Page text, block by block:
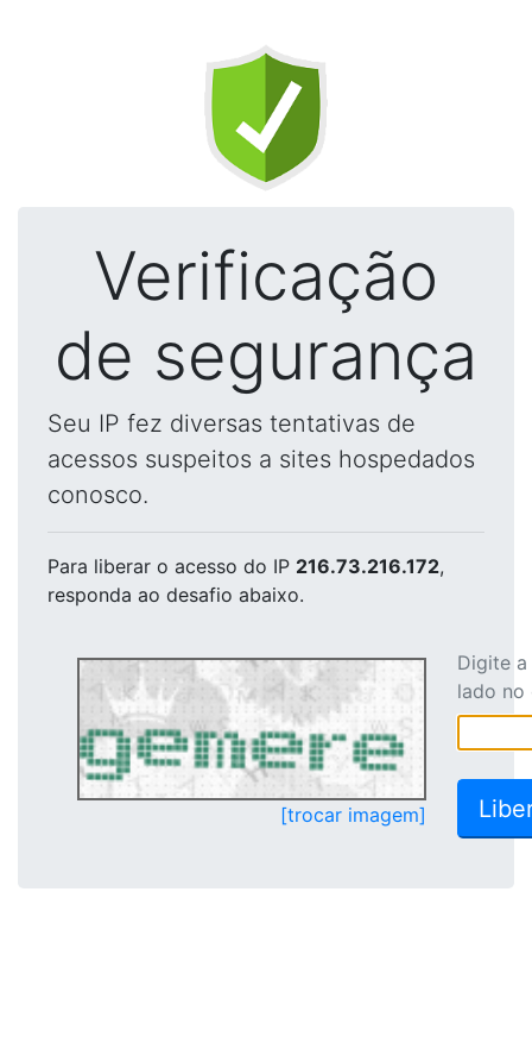
Verificação
de segurança
Seu IP fez diversas tentativas de
acessos suspeitos a sites hospedados
conosco.
Para liberar o acesso do IP 216.73.216.172,
responda ao desafio abaixo.
[trocar imagem]
Digite
lado no